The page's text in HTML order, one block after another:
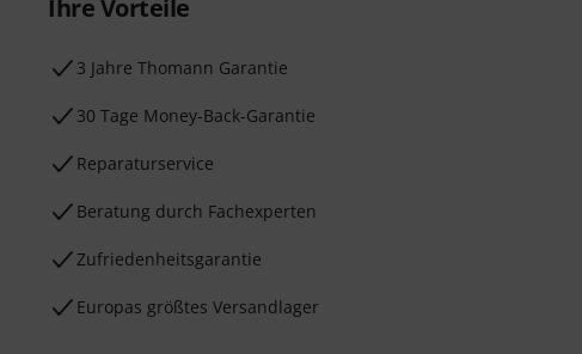
Ihre Vorteile
3 Jahre Thomann Garantie
30 Tage Money-Back-Garantie
Reparaturservice
Beratung durch Fachexperten
Zufriedenheitsgarantie
Europas größtes Versandlager